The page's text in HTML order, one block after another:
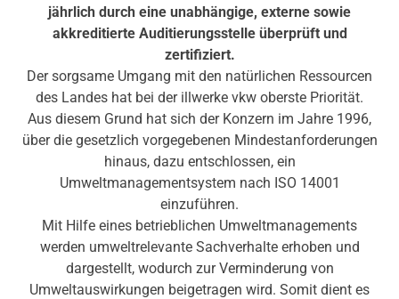
jährlich durch eine unabhängige, externe sowie
akkreditierte Auditierungsstelle überprüft und
zertifiziert.
Der sorgsame Umgang mit den natürlichen Ressourcen
des Landes hat bei der illwerke vkw oberste Priorität.
Aus diesem Grund hat sich der Konzern im Jahre 1996,
über die gesetzlich vorgegebenen Mindestanforderungen
hinaus, dazu entschlossen, ein
Umweltmanagementsystem nach ISO 14001
einzuführen.
Mit Hilfe eines betrieblichen Umweltmanagements
werden umweltrelevante Sachverhalte erhoben und
dargestellt, wodurch zur Verminderung von
Umweltauswirkungen beigetragen wird. Somit dient es